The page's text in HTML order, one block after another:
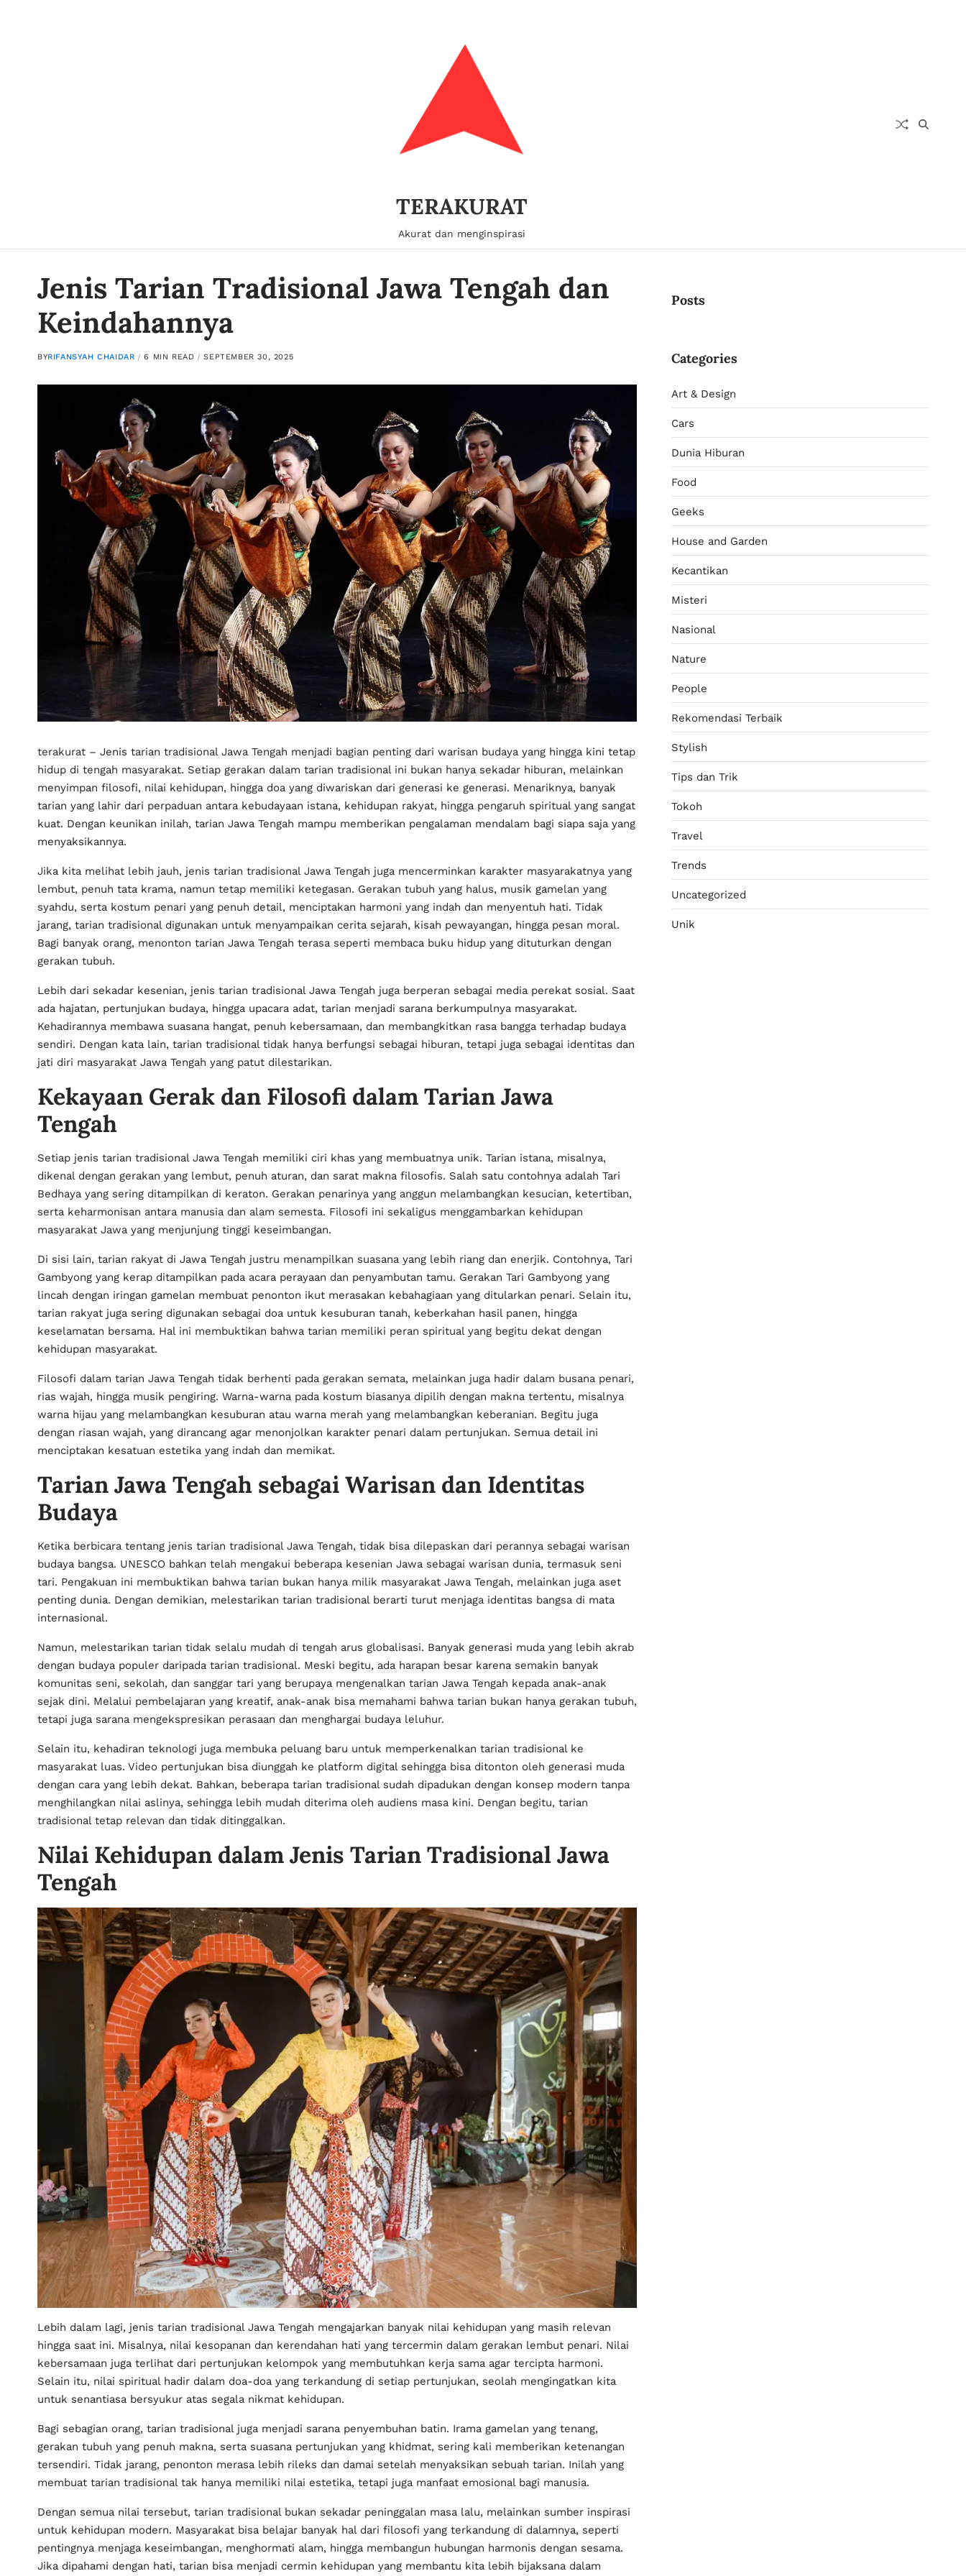
TERAKURAT
Akurat dan menginspirasi
Jenis Tarian Tradisional Jawa Tengah dan
Keindahannya
BYRIFANSYAH CHAIDAR 6 MIN READ SEPTEMBER 30, 2025
terakurat – Jenis tarian tradisional Jawa Tengah menjadi bagian penting dari warisan budaya yang hingga kini tetap
hidup di tengah masyarakat. Setiap gerakan dalam tarian tradisional ini bukan hanya sekadar hiburan, melainkan
menyimpan filosofi, nilai kehidupan, hingga doa yang diwariskan dari generasi ke generasi. Menariknya, banyak
tarian yang lahir dari perpaduan antara kebudayaan istana, kehidupan rakyat, hingga pengaruh spiritual yang sangat
kuat. Dengan keunikan inilah, tarian Jawa Tengah mampu memberikan pengalaman mendalam bagi siapa saja yang
menyaksikannya.
Jika kita melihat lebih jauh, jenis tarian tradisional Jawa Tengah juga mencerminkan karakter masyarakatnya yang
lembut, penuh tata krama, namun tetap memiliki ketegasan. Gerakan tubuh yang halus, musik gamelan yang
syahdu, serta kostum penari yang penuh detail, menciptakan harmoni yang indah dan menyentuh hati. Tidak
jarang, tarian tradisional digunakan untuk menyampaikan cerita sejarah, kisah pewayangan, hingga pesan moral.
Bagi banyak orang, menonton tarian Jawa Tengah terasa seperti membaca buku hidup yang dituturkan dengan
gerakan tubuh.
Lebih dari sekadar kesenian, jenis tarian tradisional Jawa Tengah juga berperan sebagai media perekat sosial. Saat
ada hajatan, pertunjukan budaya, hingga upacara adat, tarian menjadi sarana berkumpulnya masyarakat.
Kehadirannya membawa suasana hangat, penuh kebersamaan, dan membangkitkan rasa bangga terhadap budaya
sendiri. Dengan kata lain, tarian tradisional tidak hanya berfungsi sebagai hiburan, tetapi juga sebagai identitas dan
jati diri masyarakat Jawa Tengah yang patut dilestarikan.
Kekayaan Gerak dan Filosofi dalam Tarian Jawa
Tengah
Setiap jenis tarian tradisional Jawa Tengah memiliki ciri khas yang membuatnya unik. Tarian istana, misalnya,
dikenal dengan gerakan yang lembut, penuh aturan, dan sarat makna filosofis. Salah satu contohnya adalah Tari
Bedhaya yang sering ditampilkan di keraton. Gerakan penarinya yang anggun melambangkan kesucian, ketertiban,
serta keharmonisan antara manusia dan alam semesta. Filosofi ini sekaligus menggambarkan kehidupan
masyarakat Jawa yang menjunjung tinggi keseimbangan.
Di sisi lain, tarian rakyat di Jawa Tengah justru menampilkan suasana yang lebih riang dan enerjik. Contohnya, Tari
Gambyong yang kerap ditampilkan pada acara perayaan dan penyambutan tamu. Gerakan Tari Gambyong yang
lincah dengan iringan gamelan membuat penonton ikut merasakan kebahagiaan yang ditularkan penari. Selain itu,
tarian rakyat juga sering digunakan sebagai doa untuk kesuburan tanah, keberkahan hasil panen, hingga
keselamatan bersama. Hal ini membuktikan bahwa tarian memiliki peran spiritual yang begitu dekat dengan
kehidupan masyarakat.
Filosofi dalam tarian Jawa Tengah tidak berhenti pada gerakan semata, melainkan juga hadir dalam busana penari,
rias wajah, hingga musik pengiring. Warna-warna pada kostum biasanya dipilih dengan makna tertentu, misalnya
warna hijau yang melambangkan kesuburan atau warna merah yang melambangkan keberanian. Begitu juga
dengan riasan wajah, yang dirancang agar menonjolkan karakter penari dalam pertunjukan. Semua detail ini
menciptakan kesatuan estetika yang indah dan memikat.
Tarian Jawa Tengah sebagai Warisan dan Identitas
Budaya
Ketika berbicara tentang jenis tarian tradisional Jawa Tengah, tidak bisa dilepaskan dari perannya sebagai warisan
budaya bangsa. UNESCO bahkan telah mengakui beberapa kesenian Jawa sebagai warisan dunia, termasuk seni
tari. Pengakuan ini membuktikan bahwa tarian bukan hanya milik masyarakat Jawa Tengah, melainkan juga aset
penting dunia. Dengan demikian, melestarikan tarian tradisional berarti turut menjaga identitas bangsa di mata
internasional.
Namun, melestarikan tarian tidak selalu mudah di tengah arus globalisasi. Banyak generasi muda yang lebih akrab
dengan budaya populer daripada tarian tradisional. Meski begitu, ada harapan besar karena semakin banyak
komunitas seni, sekolah, dan sanggar tari yang berupaya mengenalkan tarian Jawa Tengah kepada anak-anak
sejak dini. Melalui pembelajaran yang kreatif, anak-anak bisa memahami bahwa tarian bukan hanya gerakan tubuh,
tetapi juga sarana mengekspresikan perasaan dan menghargai budaya leluhur.
Selain itu, kehadiran teknologi juga membuka peluang baru untuk memperkenalkan tarian tradisional ke
masyarakat luas. Video pertunjukan bisa diunggah ke platform digital sehingga bisa ditonton oleh generasi muda
dengan cara yang lebih dekat. Bahkan, beberapa tarian tradisional sudah dipadukan dengan konsep modern tanpa
menghilangkan nilai aslinya, sehingga lebih mudah diterima oleh audiens masa kini. Dengan begitu, tarian
tradisional tetap relevan dan tidak ditinggalkan.
Nilai Kehidupan dalam Jenis Tarian Tradisional Jawa
Tengah
Lebih dalam lagi, jenis tarian tradisional Jawa Tengah mengajarkan banyak nilai kehidupan yang masih relevan
hingga saat ini. Misalnya, nilai kesopanan dan kerendahan hati yang tercermin dalam gerakan lembut penari. Nilai
kebersamaan juga terlihat dari pertunjukan kelompok yang membutuhkan kerja sama agar tercipta harmoni.
Selain itu, nilai spiritual hadir dalam doa-doa yang terkandung di setiap pertunjukan, seolah mengingatkan kita
untuk senantiasa bersyukur atas segala nikmat kehidupan.
Bagi sebagian orang, tarian tradisional juga menjadi sarana penyembuhan batin. Irama gamelan yang tenang,
gerakan tubuh yang penuh makna, serta suasana pertunjukan yang khidmat, sering kali memberikan ketenangan
tersendiri. Tidak jarang, penonton merasa lebih rileks dan damai setelah menyaksikan sebuah tarian. Inilah yang
membuat tarian tradisional tak hanya memiliki nilai estetika, tetapi juga manfaat emosional bagi manusia.
Dengan semua nilai tersebut, tarian tradisional bukan sekadar peninggalan masa lalu, melainkan sumber inspirasi
untuk kehidupan modern. Masyarakat bisa belajar banyak hal dari filosofi yang terkandung di dalamnya, seperti
pentingnya menjaga keseimbangan, menghormati alam, hingga membangun hubungan harmonis dengan sesama.
Jika dipahami dengan hati, tarian bisa menjadi cermin kehidupan yang membantu kita lebih bijaksana dalam
Posts
Categories
Art & Design
Cars
Dunia Hiburan
Food
Geeks
House and Garden
Kecantikan
Misteri
Nasional
Nature
People
Rekomendasi Terbaik
Stylish
Tips dan Trik
Tokoh
Travel
Trends
Uncategorized
Unik